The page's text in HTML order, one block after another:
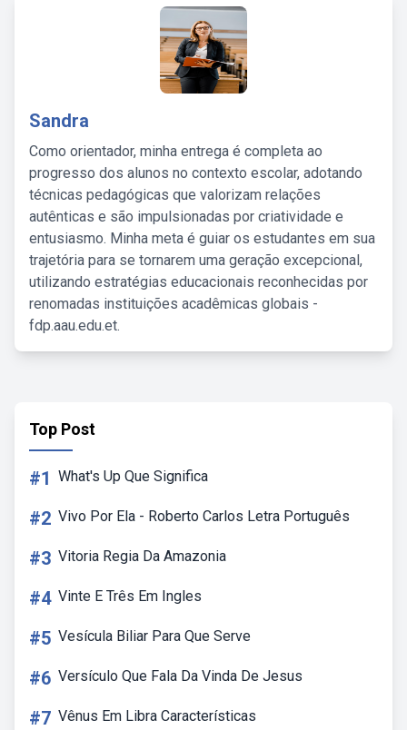
Sandra
Como orientador, minha entrega é completa ao
progresso dos alunos no contexto escolar, adotando
técnicas pedagógicas que valorizam relações
autênticas e são impulsionadas por criatividade e
entusiasmo. Minha meta é guiar os estudantes em sua
trajetória para se tornarem uma geração excepcional,
utilizando estratégias educacionais reconhecidas por
renomadas instituições acadêmicas globais -
fdp.aau.edu.et.
Top Post
#1 What's Up Que Significa
#2 Vivo Por Ela - Roberto Carlos Letra Português
#3 Vitoria Regia Da Amazonia
#4 Vinte E Três Em Ingles
#5 Vesícula Biliar Para Que Serve
#6 Versículo Que Fala Da Vinda De Jesus
#7 Vênus Em Libra Características